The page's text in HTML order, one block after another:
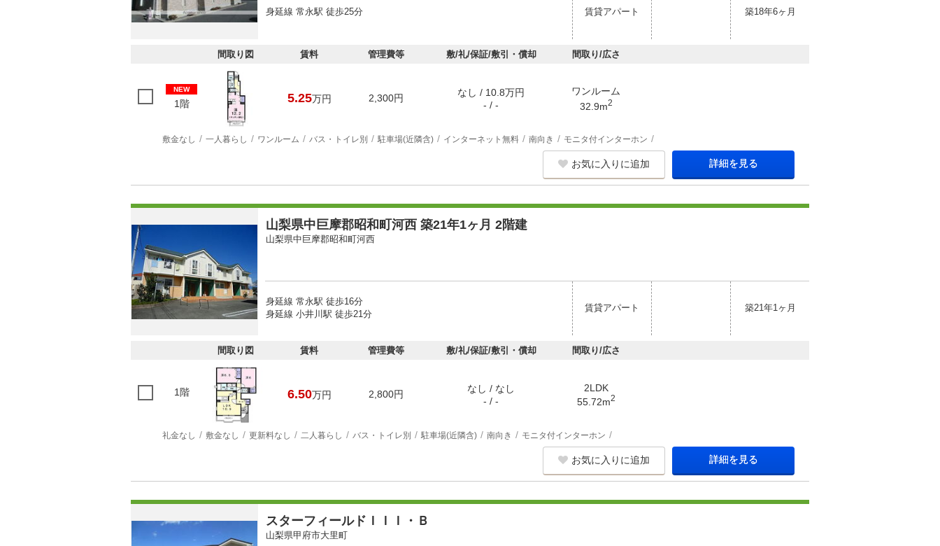
身延線 常永駅 徒歩25分 賃貸アパート 築18年6ヶ月
間取り図 賃料 管理費等 敷/礼/保証/敷引・償却 間取り/広さ
NEW
1階 5.25万円 2,300円
なし / 10.8万円
- / -
ワンルーム
32.9m2
敷金なし 一人暮らし ワンルーム バス・トイレ別 駐車場(近隣含) インターネット無料 南向き モニタ付インターホン
お気に入りに追加 詳細を見る
山梨県中巨摩郡昭和町河西 築21年1ヶ月 2階建
山梨県中巨摩郡昭和町河西
身延線 常永駅 徒歩16分
身延線 小井川駅 徒歩21分
賃貸アパート 築21年1ヶ月
間取り図 賃料 管理費等 敷/礼/保証/敷引・償却 間取り/広さ
1階 6.50万円 2,800円
なし / なし
- / -
2LDK
55.72m2
礼金なし 敷金なし 更新料なし 二人暮らし バス・トイレ別 駐車場(近隣含) 南向き モニタ付インターホン
お気に入りに追加 詳細を見る
スターフィールドＩＩＩ・Ｂ
山梨県甲府市大里町